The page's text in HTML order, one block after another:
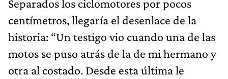
Separados los ciclomotores por pocos
centímetros, llegaría el desenlace de la
historia: “Un testigo vio cuando una de las
motos se puso atrás de la de mi hermano y
otra al costado. Desde esta última le